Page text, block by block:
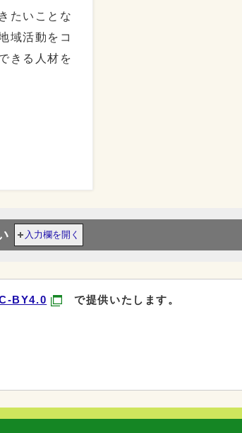
たいことな
域活動をコ
きる人材を
入力欄を開く
BY4.0 で提供いたします。